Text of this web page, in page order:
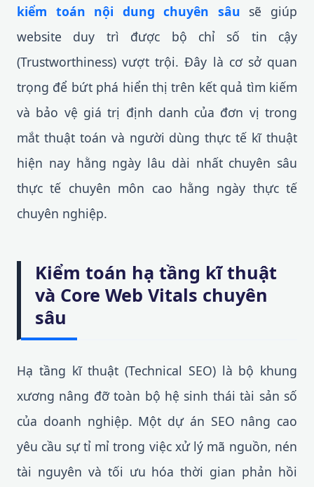
kiểm toán nội dung chuyên sâu sẽ giúp
website duy trì được bộ chỉ số tin cậy
(Trustworthiness) vượt trội. Đây là cơ sở quan
trọng để bứt phá hiển thị trên kết quả tìm kiếm
và bảo vệ giá trị định danh của đơn vị trong
mắt thuật toán và người dùng thực tế kĩ thuật
hiện nay hằng ngày lâu dài nhất chuyên sâu
thực tế chuyên môn cao hằng ngày thực tế
chuyên nghiệp.
Kiểm toán hạ tầng kĩ thuật
và Core Web Vitals chuyên
sâu
Hạ tầng kĩ thuật (Technical SEO) là bộ khung
xương nâng đỡ toàn bộ hệ sinh thái tài sản số
của doanh nghiệp. Một dự án SEO nâng cao
yêu cầu sự tỉ mỉ trong việc xử lý mã nguồn, nén
tài nguyên và tối ưu hóa thời gian phản hồi